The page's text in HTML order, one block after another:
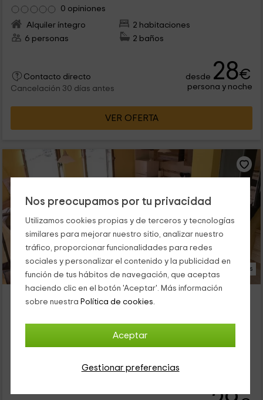
Nos preocupamos por tu privacidad
Utilizamos cookies propias y de terceros y tecnologías
similares para mejorar nuestro sitio, analizar nuestro
tráfico, proporcionar funcionalidades para redes
sociales y personalizar el contenido y la publicidad en
función de tus hábitos de navegación, que aceptas
haciendo clic en el botón 'Aceptar'. Más información
sobre nuestra Política de cookies.
Aceptar
Gestionar preferencias
0 opiniones
Alquiler íntegro
2 habitaciones
6 personas
2 baños
Contacto directo
Cancelación 30 días antes
desde 28€
persona y noche
VER OFERTA
25 Fotos
Casa Rural Las Verdes II
Torre De Babia, León
2 baños